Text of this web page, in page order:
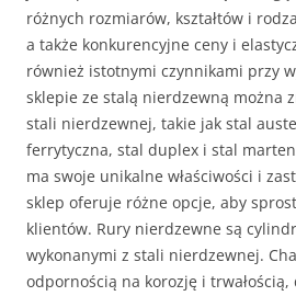
różnych rozmiarów, kształtów i
a także konkurencyjne ceny i
również istotnymi czynnikami przy
sklepie ze stalą nierdzewną można
stali nierdzewnej, takie jak stal
ferrytyczna, stal duplex i stal
ma swoje unikalne właściwości i
sklep oferuje różne opcje, aby
klientów. Rury nierdzewne są
wykonanymi z stali nierdzewnej.
odpornością na korozję i trwałością,